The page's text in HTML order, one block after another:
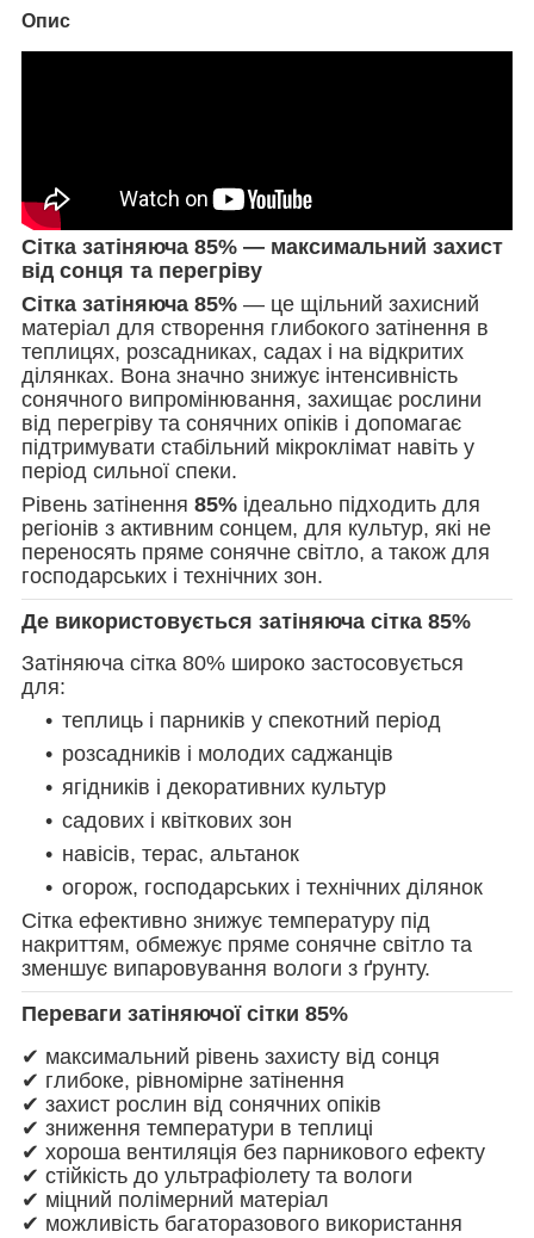
Опис
Сітка затіняюча 85% — максимальний захист
від сонця та перегріву
Сітка затіняюча 85% — це щільний захисний
матеріал для створення глибокого затінення в
теплицях, розсадниках, садах і на відкритих
ділянках. Вона значно знижує інтенсивність
сонячного випромінювання, захищає рослини
від перегріву та сонячних опіків і допомагає
підтримувати стабільний мікроклімат навіть у
період сильної спеки.
Рівень затінення 85% ідеально підходить для
регіонів з активним сонцем, для культур, які не
переносять пряме сонячне світло, а також для
господарських і технічних зон.
Де використовується затіняюча сітка 85%
Затіняюча сітка 80% широко застосовується
для:
теплиць і парників у спекотний період
розсадників і молодих саджанців
ягідників і декоративних культур
садових і квіткових зон
навісів, терас, альтанок
огорож, господарських і технічних ділянок
Сітка ефективно знижує температуру під
накриттям, обмежує пряме сонячне світло та
зменшує випаровування вологи з ґрунту.
Переваги затіняючої сітки 85%
✔ максимальний рівень захисту від сонця
✔ глибоке, рівномірне затінення
✔ захист рослин від сонячних опіків
✔ зниження температури в теплиці
✔ хороша вентиляція без парникового ефекту
✔ стійкість до ультрафіолету та вологи
✔ міцний полімерний матеріал
✔ можливість багаторазового використання